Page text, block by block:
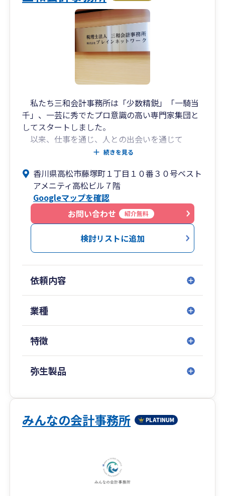
私たち三和会計事務所は「少数精鋭」「一騎当
千」、一芸に秀でたプロ意識の高い専門家集団と
してスタートしました。
以来、仕事を通じ、人との出会いを通じて
「日々是新」を胸に従来の会計事務所のイメージ
と人々が求める新しい会計事務所のカタチを求め
続けてきました。
加えて、仕事としての能力やスキルを高めるだ
けではなく、人としての品格と心の成長も併せて
求め続けてきました。
三和会計事務所では、会計決算業務から法人
税・所得税・消費税・相続税の税務申告書作成の
績拡大のための意思決定支援や海外進出支援・国
際税務、そして地方公共団体などに対する公会計
適用など、幅広いサービスを提供しております。
さい。お客さまと共に、一緒に考えていきましょ
う。
続きを見る
香川県高松市藤塚町１丁目１０番３０号ベスト
アメニティ高松ビル７階
Googleマップを確認
お問い合わせ
紹介無料
検討リストに追加
依頼内容
業種
特徴
弥生製品
みんなの会計事務所